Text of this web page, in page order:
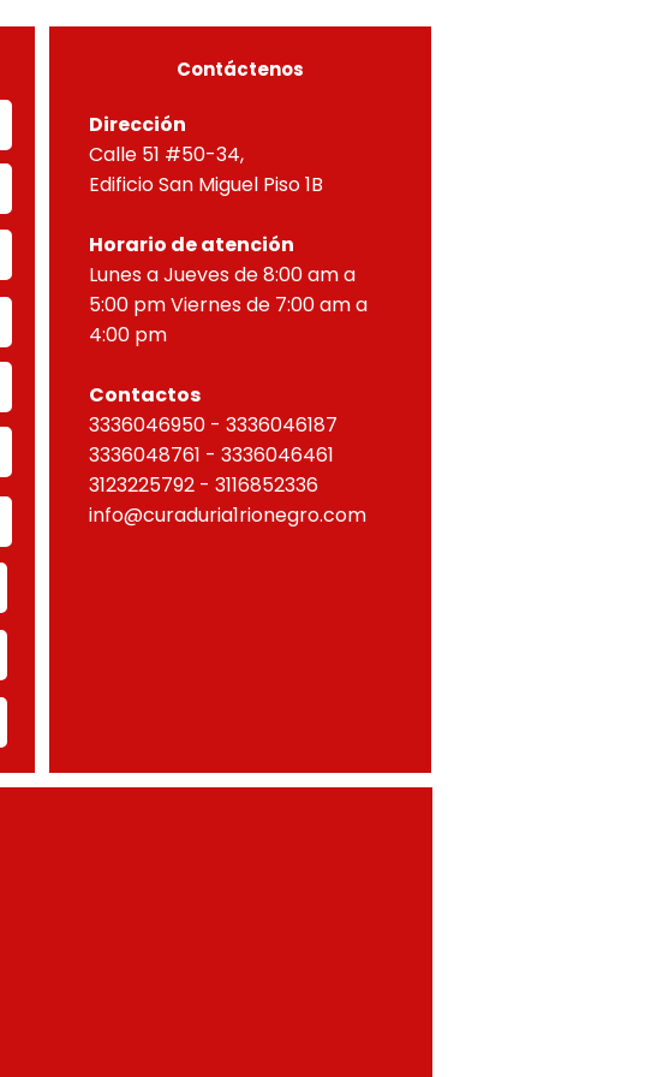
HORIZONTAL, correspondien
Contáctenos
Dirección
Calle 51 #50-34,
Edificio San Miguel Piso 1B
Horario de atención
Lunes a Jueves de 8:00 am a
5:00 pm Viernes de 7:00 am a
4:00 pm
Contactos
3336046950 - 3336046187
3336048761 - 3336046461
3123225792 - 3116852336
info@curaduria1rionegro.com